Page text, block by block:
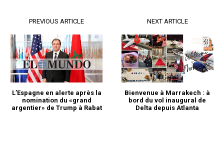
S'ABONNER MAINTENANT
Insight Publications
À propos
PREVIOUS ARTICLE
L’Espagne en alerte après la
nomination du «grand
argentier» de Trump à Rabat
NEXT ARTICLE
Bienvenue à Marrakech : à
bord du vol inaugural de
Delta depuis Atlanta